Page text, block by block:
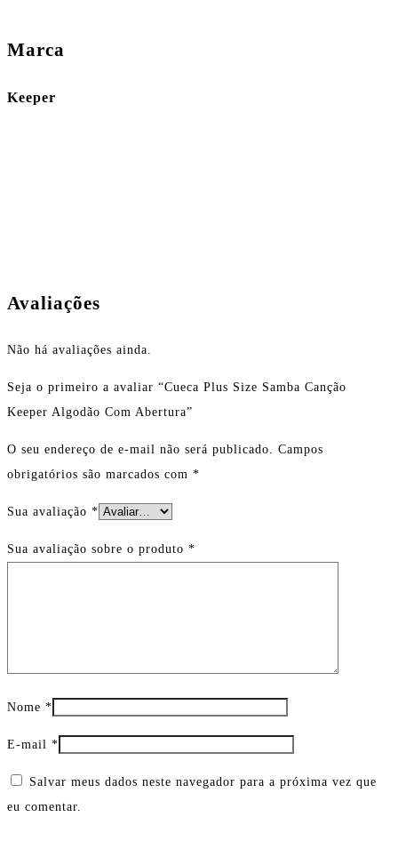
Marca
Keeper
Avaliações
Não há avaliações ainda.
Seja o primeiro a avaliar “Cueca Plus Size Samba Canção
Keeper Algodão Com Abertura”
O seu endereço de e-mail não será publicado.
Campos
obrigatórios são marcados com *
Sua avaliação *
Sua avaliação sobre o produto *
Nome *
E-mail *
Salvar meus dados neste navegador para a próxima vez que
eu comentar.